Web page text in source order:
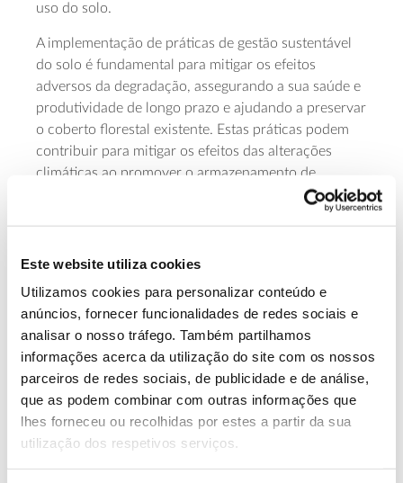
Este website utiliza cookies
Utilizamos cookies para personalizar conteúdo e
anúncios, fornecer funcionalidades de redes sociais e
analisar o nosso tráfego. Também partilhamos
informações acerca da utilização do site com os nossos
parceiros de redes sociais, de publicidade e de análise,
que as podem combinar com outras informações que
lhes forneceu ou recolhidas por estes a partir da sua
utilização dos respetivos serviços.
uso do solo.
A implementação de práticas de gestão sustentável
do solo é fundamental para mitigar os efeitos
adversos da degradação, assegurando a sua saúde e
produtividade de longo prazo e ajudando a preservar
o coberto florestal existente. Estas práticas podem
contribuir para mitigar os efeitos das alterações
climáticas ao promover o armazenamento de
carbono pelo solo e melhorar a sua resistência a
As áreas afetadas por incêndios no Mediterrâneo
têm uma variabilidade interanual muito elevada, com
diferenças que refletem, entre outros fatores, a
influência das secas e de fenómenos meteorológicos
extremos.
De 2010 a 2023, a área ardida em ecossistemas
mediterrânicos foi avaliada em mais de 5,5 milhões
de hectares, o que se salda em aproximadamente
395 mil hectares por ano. 49% desta área aconteceu